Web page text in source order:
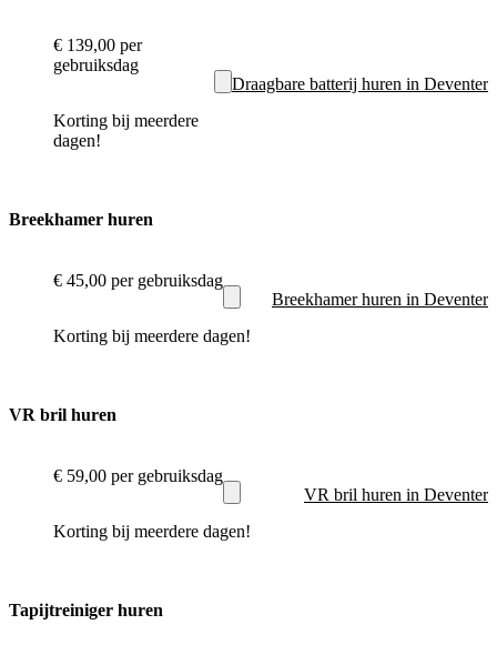
€ 139,00 per
gebruiksdag
Korting bij meerdere
dagen!
Draagbare batterij huren in Deventer
Breekhamer huren
€ 45,00 per gebruiksdag
Korting bij meerdere dagen!
Breekhamer huren in Deventer
VR bril huren
€ 59,00 per gebruiksdag
Korting bij meerdere dagen!
VR bril huren in Deventer
Tapijtreiniger huren